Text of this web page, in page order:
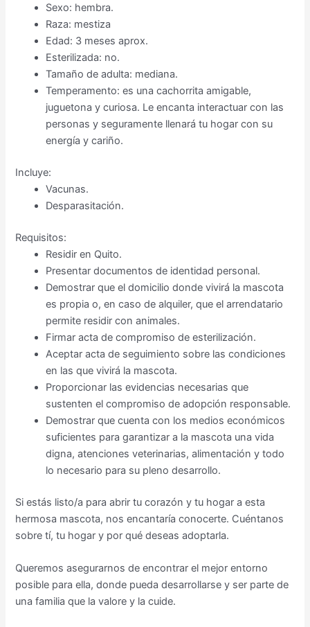
Sexo: hembra.
Raza: mestiza
Edad: 3 meses aprox.
Esterilizada: no.
Tamaño de adulta: mediana.
Temperamento: es una cachorrita amigable,
juguetona y curiosa. Le encanta interactuar con las
personas y seguramente llenará tu hogar con su
energía y cariño.
Incluye:
Vacunas.
Desparasitación.
Requisitos:
Residir en Quito.
Presentar documentos de identidad personal.
Demostrar que el domicilio donde vivirá la mascota
es propia o, en caso de alquiler, que el arrendatario
permite residir con animales.
Firmar acta de compromiso de esterilización.
Aceptar acta de seguimiento sobre las condiciones
en las que vivirá la mascota.
Proporcionar las evidencias necesarias que
sustenten el compromiso de adopción responsable.
Demostrar que cuenta con los medios económicos
suficientes para garantizar a la mascota una vida
digna, atenciones veterinarias, alimentación y todo
lo necesario para su pleno desarrollo.
Si estás listo/a para abrir tu corazón y tu hogar a esta
hermosa mascota, nos encantaría conocerte. Cuéntanos
sobre tí, tu hogar y por qué deseas adoptarla.
Queremos asegurarnos de encontrar el mejor entorno
posible para ella, donde pueda desarrollarse y ser parte de
una familia que la valore y la cuide.